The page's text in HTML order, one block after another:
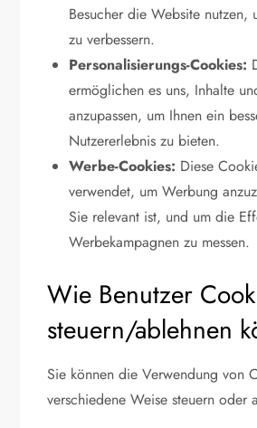
Besucher die Website nutzen,
zu verbessern.
Personalisierungs-Cookies:
ermöglichen es uns, Inhalte
anzupassen, um Ihnen ein
Nutzererlebnis zu bieten.
Werbe-Cookies: Diese
verwendet, um Werbung
Sie relevant ist, und um die
Werbekampagnen zu messen.
Wie Benutzer
steuern/ablehnen
Sie können die Verwendung von
verschiedene Weise steuern oder